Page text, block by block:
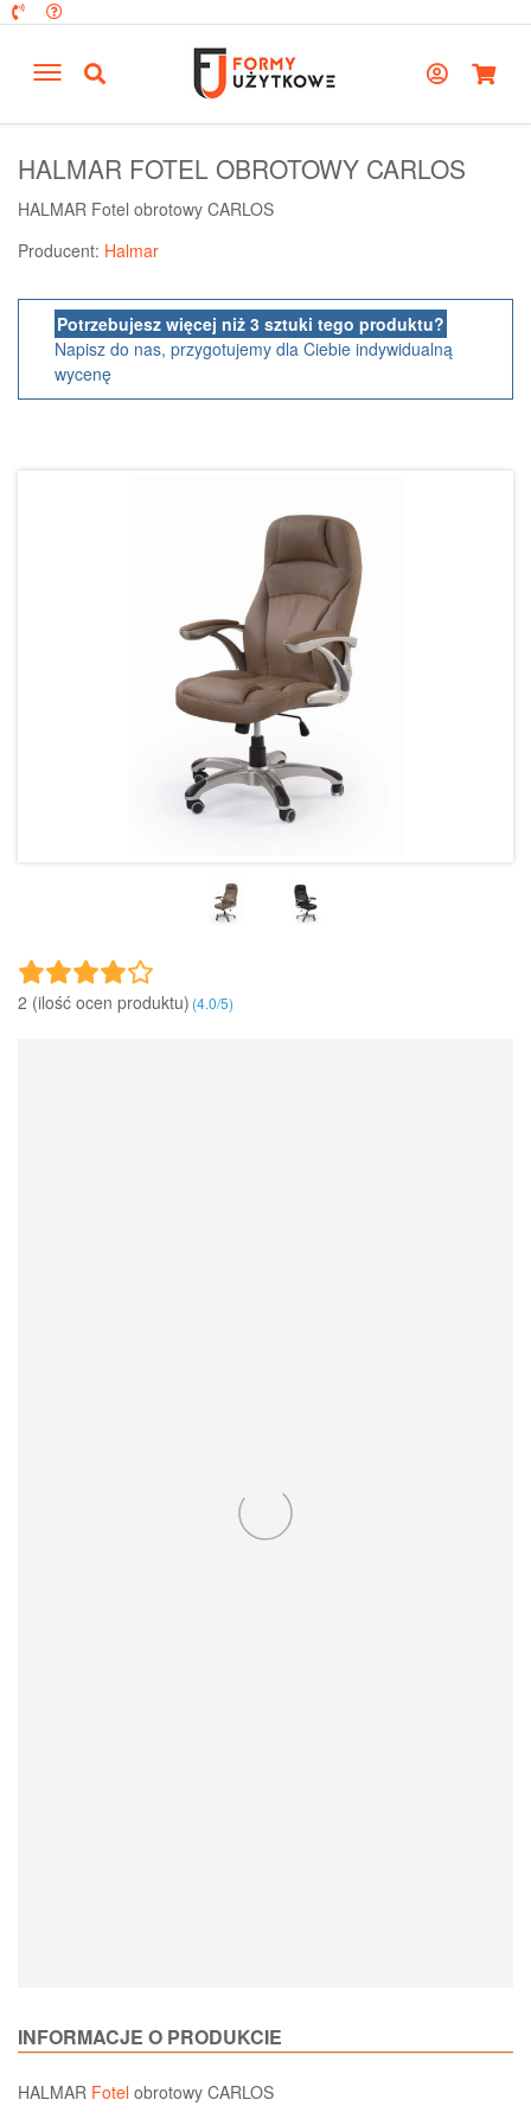
HALMAR FOTEL OBROTOWY CARLOS
HALMAR Fotel obrotowy CARLOS
Producent: Halmar
Potrzebujesz więcej niż 3 sztuki tego produktu?
Napisz do nas, przygotujemy dla Ciebie indywidualną
wycenę
2 (ilość ocen produktu)‎(4.0/5)
INFORMACJE O PRODUKCIE
HALMAR Fotel obrotowy CARLOS